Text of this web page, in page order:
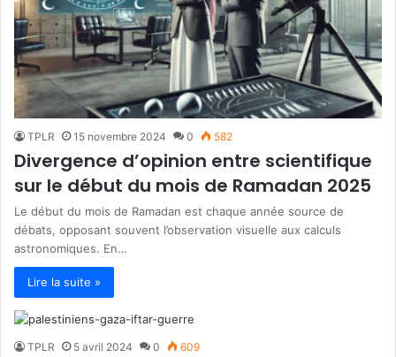
TPLR 15 novembre 2024 0 582
Divergence d’opinion entre scientifique
sur le début du mois de Ramadan 2025
Le début du mois de Ramadan est chaque année source de
débats, opposant souvent l’observation visuelle aux calculs
astronomiques. En…
Lire la suite »
TPLR 5 avril 2024 0 609